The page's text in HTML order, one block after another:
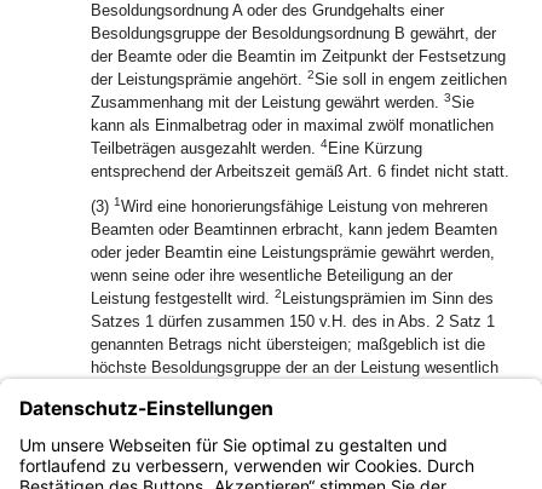
Besoldungsordnung A oder des Grundgehalts einer
Besoldungsgruppe der Besoldungsordnung B gewährt, der
der Beamte oder die Beamtin im Zeitpunkt der Festsetzung
der Leistungsprämie angehört. 2Sie soll in engem zeitlichen
Zusammenhang mit der Leistung gewährt werden. 3Sie
kann als Einmalbetrag oder in maximal zwölf monatlichen
Teilbeträgen ausgezahlt werden. 4Eine Kürzung
entsprechend der Arbeitszeit gemäß Art. 6 findet nicht statt.
(3) 1Wird eine honorierungsfähige Leistung von mehreren
Beamten oder Beamtinnen erbracht, kann jedem Beamten
oder jeder Beamtin eine Leistungsprämie gewährt werden,
wenn seine oder ihre wesentliche Beteiligung an der
Leistung festgestellt wird. 2 Leistungsprämien im Sinn des
Satzes 1 dürfen zusammen 150 v.H. des in Abs. 2 Satz 1
genannten Betrags nicht übersteigen; maßgeblich ist die
höchste Besoldungsgruppe der an der Leistung wesentlich
(4) Eine Leistungsprämie kann nicht auf Grund eines
Sachverhalts gewährt werden, der bereits der Gewährung
eines anderen Nebenbezugs zugrunde liegt.